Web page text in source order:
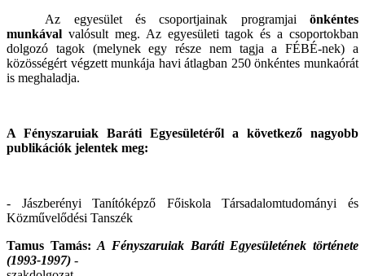
Az egyesület és csoportjainak programjai önkéntes
munkával valósult meg. Az egyesületi tagok és a csoportokban
dolgozó tagok (melynek egy része nem tagja a FÉBÉ-nek) a
közösségért végzett munkája havi átlagban 250 önkéntes munkaórát
is meghaladja.
A Fényszaruiak Baráti Egyesületéről a következő nagyobb
publikációk jelentek meg:
- Jászberényi Tanítóképző Főiskola Társadalomtudományi és
Közművelődési Tanszék
Tamus Tamás: A Fényszaruiak Baráti Egyesületének története
(1993-1997) -